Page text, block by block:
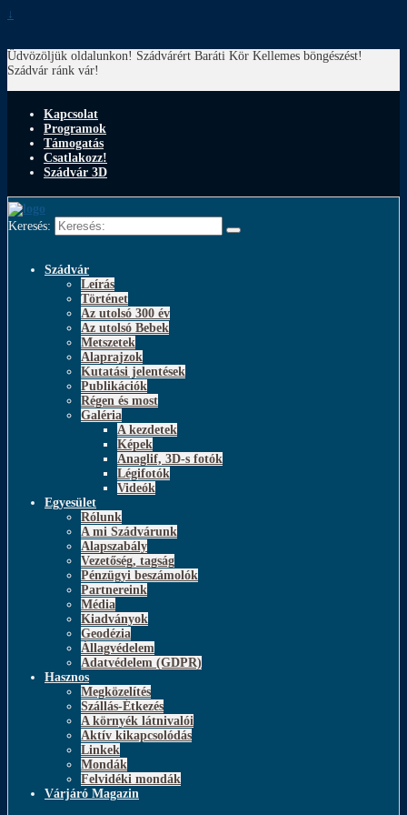
↓
Üdvözöljük oldalunkon! Szádvárért Baráti Kör Kellemes böngészést!
Szádvár ránk vár!
Kapcsolat
Programok
Támogatás
Csatlakozz!
Szádvár 3D
Keresés:
Szádvár
Leírás
Történet
Az utolsó 300 év
Az utolsó Bebek
Metszetek
Alaprajzok
Kutatási jelentések
Publikációk
Régen és most
Galéria
A kezdetek
Képek
Anaglif, 3D-s fotók
Légifotók
Videók
Egyesület
Rólunk
A mi Szádvárunk
Alapszabály
Vezetőség, tagság
Pénzügyi beszámolók
Partnereink
Média
Kiadványok
Geodézia
Állagvédelem
Adatvédelem (GDPR)
Hasznos
Megközelítés
Szállás-Étkezés
A környék látnivalói
Aktív kikapcsolódás
Linkek
Mondák
Felvidéki mondák
Várjáró Magazin